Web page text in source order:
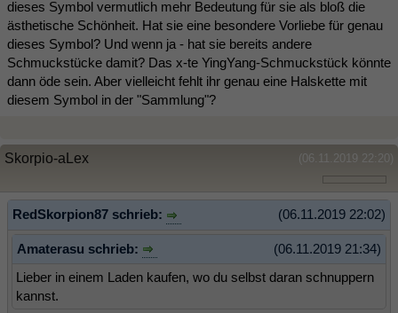
dieses Symbol vermutlich mehr Bedeutung für sie als bloß die
ästhetische Schönheit. Hat sie eine besondere Vorliebe für genau
dieses Symbol? Und wenn ja - hat sie bereits andere
Schmuckstücke damit? Das x-te YingYang-Schmuckstück könnte
dann öde sein. Aber vielleicht fehlt ihr genau eine Halskette mit
diesem Symbol in der "Sammlung"?
(06.11.2019 22:20)
Skorpio-aLex
(06.11.2019 22:02)
RedSkorpion87 schrieb:
(06.11.2019 21:34)
Amaterasu schrieb:
Lieber in einem Laden kaufen, wo du selbst daran schnuppern
kannst.